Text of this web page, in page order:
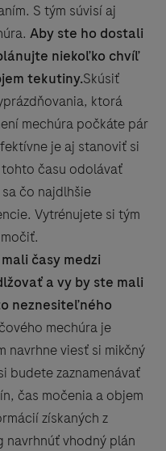
S tým súvisí aj
Aby ste ho dostali
niekoľko chvíľ
tekutiny.Skúsiť
ktorá
mechúra počkáte pár
je aj stanoviť si
tohto času odolávať
čo najdlhšie
Vytrénujete si tým
časy medzi
a vy by ste mali
neznesiteľného
mechúra je
navrhne viesť si mikčný
budete zaznamenávať
čas močenia a objem
získaných z
navrhnúť vhodný plán